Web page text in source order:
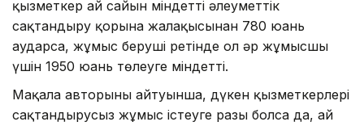
қызметкер ай сайын міндетті әлеуметтік
сақтандыру қорына жалақысынан 780 юань
аударса, жұмыс беруші ретінде ол әр жұмысшы
үшін 1950 юань төлеуге міндетті.
Мақала авторының айтуынша, дүкен қызметкерлері
сақтандырусыз жұмыс істеуге разы болса да, ай